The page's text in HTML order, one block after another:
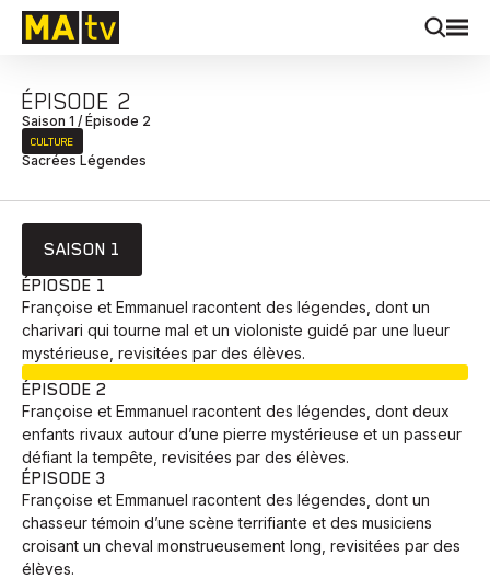
ÉPISODE 2
Saison 1 / Épisode 2
CULTURE
Sacrées Légendes
SAISON 1
ÉPIOSDE 1
Françoise et Emmanuel racontent des légendes, dont un
charivari qui tourne mal et un violoniste guidé par une lueur
mystérieuse, revisitées par des élèves.
ÉPISODE 2
Françoise et Emmanuel racontent des légendes, dont deux
enfants rivaux autour d’une pierre mystérieuse et un passeur
défiant la tempête, revisitées par des élèves.
ÉPISODE 3
Françoise et Emmanuel racontent des légendes, dont un
chasseur témoin d’une scène terrifiante et des musiciens
croisant un cheval monstrueusement long, revisitées par des
élèves.